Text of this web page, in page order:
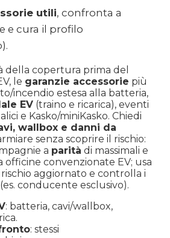
utili, confronta a
e cura il profilo
della copertura prima del
le garanzie accessorie più
incendio estesa alla batteria,
EV (traino e ricarica), eventi
e Kasko/miniKasko. Chiedi
wallbox e danni da
senza scoprire il rischio:
a parità di massimali e
officine convenzionate EV; usa
aggiornato e controlla i
(es. conducente esclusivo).
: batteria, cavi/wallbox,
: stessi